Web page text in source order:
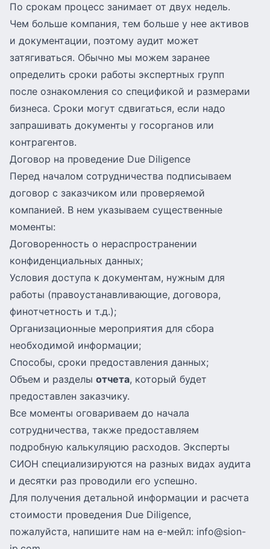
По срокам процесс занимает от двух недель.
Чем больше компания, тем больше у нее активов
и документации, поэтому аудит может
затягиваться. Обычно мы можем заранее
определить сроки работы экспертных групп
после ознакомления со спецификой и размерами
бизнеса. Сроки могут сдвигаться, если надо
запрашивать документы у госорганов или
контрагентов.
Договор на проведение Due Diligence
Перед началом сотрудничества подписываем
договор с заказчиком или проверяемой
компанией. В нем указываем существенные
моменты:
Договоренность о нераспространении
конфиденциальных данных;
Условия доступа к документам, нужным для
работы (правоустанавливающие, договора,
финотчетность и т.д.);
Организационные мероприятия для сбора
необходимой информации;
Способы, сроки предоставления данных;
Объем и разделы отчета, который будет
предоставлен заказчику.
Все моменты оговариваем до начала
сотрудничества, также предоставляем
подробную калькуляцию расходов. Эксперты
СИОН специализируются на разных видах аудита
и десятки раз проводили его успешно.
Для получения детальной информации и расчета
стоимости проведения Due Diligence,
пожалуйста, напишите нам на е-мейл: info@sion-